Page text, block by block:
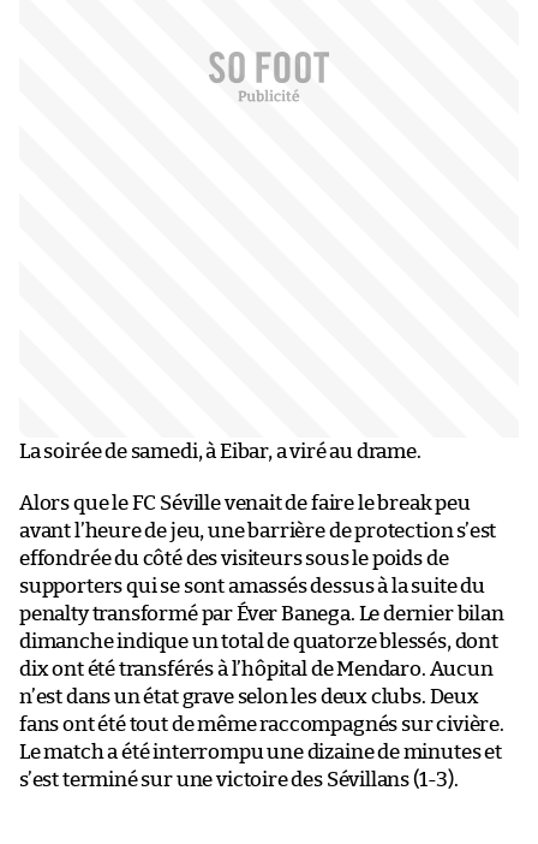
La soirée de samedi, à Eibar, a viré au drame.
Alors que le FC Séville venait de faire le break peu
avant l’heure de jeu, une barrière de protection s’est
effondrée du côté des visiteurs sous le poids de
supporters qui se sont amassés dessus à la suite du
penalty transformé par Éver Banega. Le dernier bilan
dimanche indique un total de quatorze blessés, dont
dix ont été transférés à l’hôpital de Mendaro. Aucun
n’est dans un état grave selon les deux clubs. Deux
fans ont été tout de même raccompagnés sur civière.
Le match a été interrompu une dizaine de minutes et
s’est terminé sur une victoire des Sévillans (1-3).